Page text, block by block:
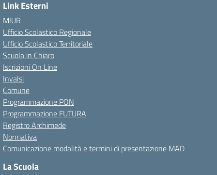
Link Esterni
MIUR
Ufficio Scolastico Regionale
Ufficio Scolastico Territoriale
Scuola in Chiaro
Iscrizioni On Line
Invalsi
Comune
Programmazione PON
Programmazione FUTURA
Registro Archimede
Normativa
Comunicazione modalità e termini di presentazione MAD
La Scuola